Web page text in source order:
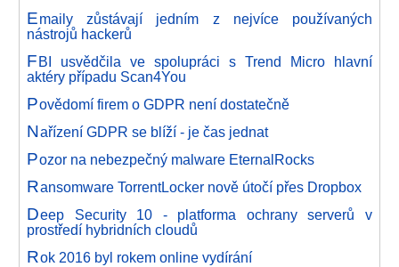
Emaily zůstávají jedním z nejvíce používaných
nástrojů hackerů
FBI usvědčila ve spolupráci s Trend Micro hlavní
aktéry případu Scan4You
Povědomí firem o GDPR není dostatečně
Nařízení GDPR se blíží - je čas jednat
Pozor na nebezpečný malware EternalRocks
Ransomware TorrentLocker nově útočí přes Dropbox
Deep Security 10 - platforma ochrany serverů v
prostředí hybridních cloudů
Rok 2016 byl rokem online vydírání